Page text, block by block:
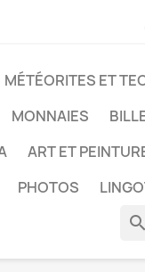
MÉTÉORITES ET
MONNAIES
ART ET
PHOTOS
search